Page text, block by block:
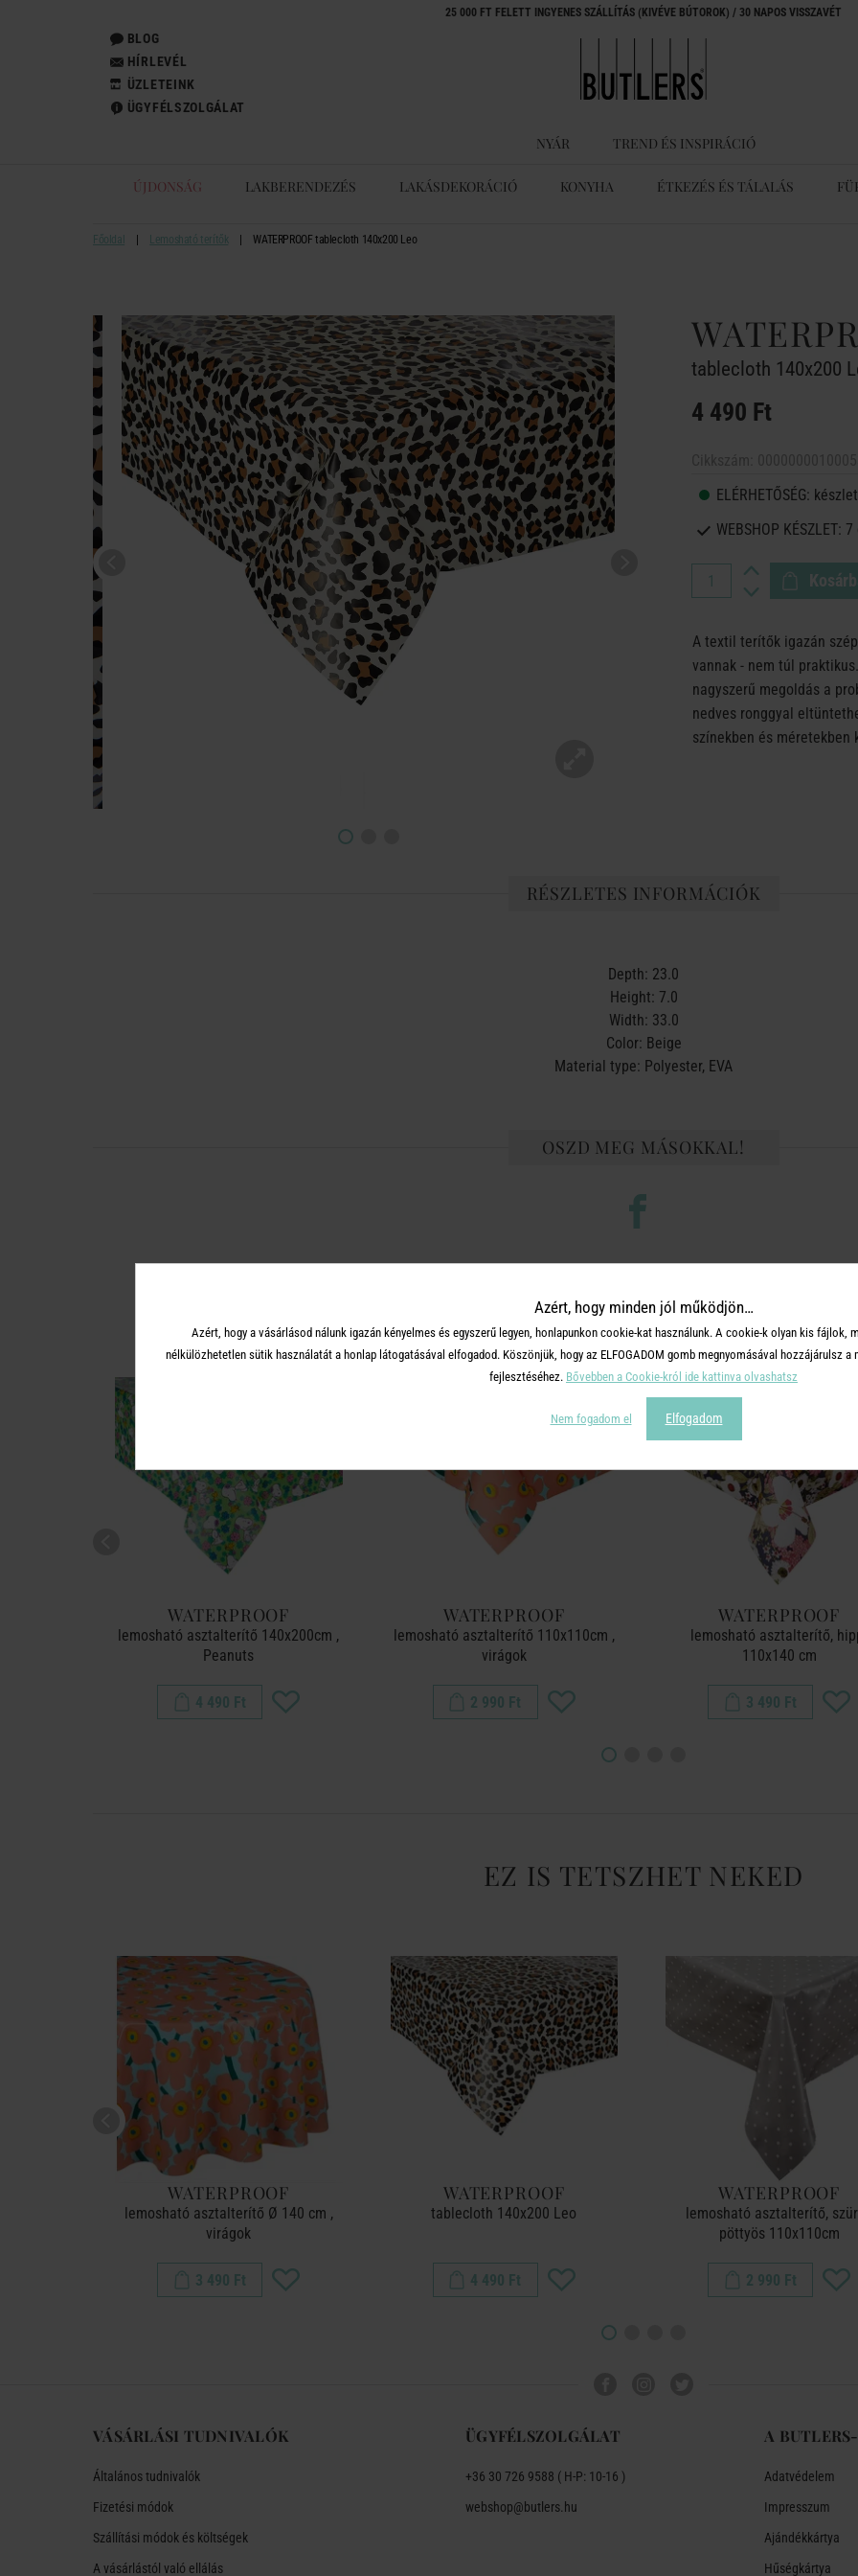
25 000 FT FELETT INGYENES SZÁLLÍTÁS (KIVÉVE BÚTOROK) / 30 NAPOS VISSZAVÉT
BLOG
HÍRLEVÉL
ÜZLETEINK
ÜGYFÉLSZOLGÁLAT
NYÁR TREND ÉS INSPIRÁCIÓ
ÚJDONSÁG LAKBERENDEZÉS LAKÁSDEKORÁCIÓ KONYHA ÉTKEZÉS ÉS TÁLALÁS
Főoldal Lemosható terítők WATERPROOF tablecloth 140x200 Leo
tablecloth 140x200
4 490 Ft
ELÉRHETŐSÉG:
WEBSHOP KÉSZLET: 7
A textil terítők igazán
vannak - nem túl
nagyszerű megoldás a
nedves ronggyal
színekben és méretekben
RÉSZLETES INFORMÁCIÓK
Depth: 23.0
Height: 7.0
Width: 33.0
Color: Beige
Material type: Polyester, EVA
OSZD MEG MÁSOKKAL!
A TERMÉKCSALÁD TOVÁBBI
WATERPROOF
lemosható asztalterítő 140x200cm ,
Peanuts
4 490 Ft
WATERPROOF
lemosható asztalterítő 110x110cm ,
virágok
2 990 Ft
WATERPROOF
lemosható asztalterítő,
110x140 cm
3 490 Ft
EZ IS TETSZHET NEKED
WATERPROOF
lemosható asztalterítő Ø 140 cm ,
virágok
3 490 Ft
WATERPROOF
tablecloth 140x200 Leo
4 490 Ft
WATERPROOF
lemosható asztalterítő,
pöttyös 110x110cm
2 990 Ft
VÁSÁRLÁSI TUDNIVALÓK
Általános tudnivalók
Fizetési módok
Szállítási módok és költségek
A vásárlástól való ellálás
ÜGYFÉLSZOLGÁLAT
+36 30 726 9588 ( H-P: 10-16 )
webshop@butlers.hu
A
Adatvédelem
Impresszum
Ajándékkártya
Hűségkártya
Azért, hogy minden jól működjön…
Azért, hogy a vásárlásod nálunk igazán kényelmes és egyszerű legyen, honlapunkon cookie-kat használunk. A cookie-k olyan kis fájlok,
nélkülözhetetlen sütik használatát a honlap látogatásával elfogadod. Köszönjük, hogy az ELFOGADOM gomb megnyomásával hozzájárulsz
fejlesztéséhez. Bővebben a Cookie-król ide kattinva olvashatsz
Nem fogadom el Elfogadom